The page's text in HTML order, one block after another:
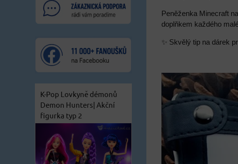
Peněženka Minecraft
doplňkem každého
✨ Skvělý tip na dárek
K-Pop Lovkyně démonů
Demon Hunters| Akční
figurka typ 2